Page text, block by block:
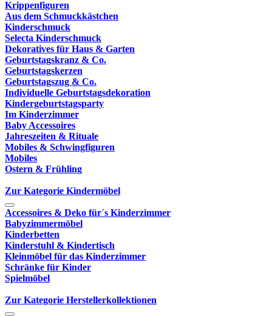
Krippenfiguren
Aus dem Schmuckkästchen
Kinderschmuck
Selecta Kinderschmuck
Dekoratives für Haus & Garten
Geburtstagskranz & Co.
Geburtstagskerzen
Geburtstagszug & Co.
Individuelle Geburtstagsdekoration
Kindergeburtstagsparty
Im Kinderzimmer
Baby Accessoires
Jahreszeiten & Rituale
Mobiles & Schwingfiguren
Mobiles
Ostern & Frühling
Zur Kategorie Kindermöbel
Accessoires & Deko für´s Kinderzimmer
Babyzimmermöbel
Kinderbetten
Kinderstuhl & Kindertisch
Kleinmöbel für das Kinderzimmer
Schränke für Kinder
Spielmöbel
Zur Kategorie Herstellerkollektionen